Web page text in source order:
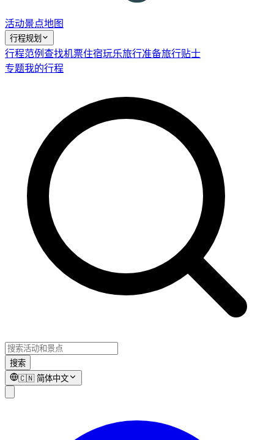
活动景点地图
行程规划
行程范例 查找机票住宿玩乐旅行准备旅行贴士
专题我的行程
搜索
🇨🇳 简体中文